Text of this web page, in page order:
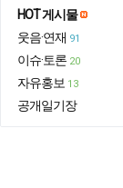
HOT 게시물
웃음·연재 91
이슈·토론 20
자유홍보 13
공개일기장